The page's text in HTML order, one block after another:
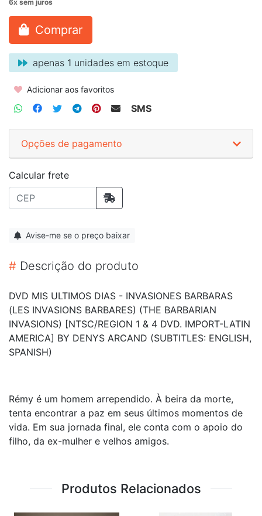
Comprar
apenas 1 unidades em estoque
Adicionar aos favoritos
SMS
Opções de pagamento
Calcular frete
Avise-me se o preço baixar
# Descrição do produto
DVD MIS ULTIMOS DIAS - INVASIONES BARBARAS
(LES INVASIONS BARBARES) (THE BARBARIAN
INVASIONS) [NTSC/REGION 1 & 4 DVD. IMPORT-LATIN
AMERICA] BY DENYS ARCAND (SUBTITLES: ENGLISH,
SPANISH)
Rémy é um homem arrependido. À beira da morte,
tenta encontrar a paz em seus últimos momentos de
vida. Em sua jornada final, ele conta com o apoio do
filho, da ex-mulher e velhos amigos.
Produtos Relacionados